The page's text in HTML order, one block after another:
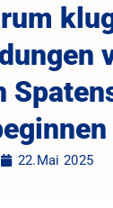
22.Mai 2025